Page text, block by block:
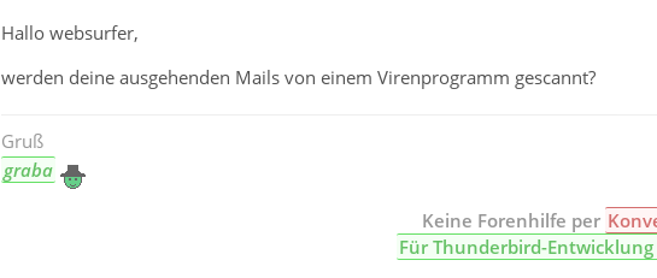
Hallo websurfer,
werden deine ausgehenden Mails von einem Virenprogramm gescannt?
Gruß
graba
Keine Forenhilfe per
Für Thunderbird-